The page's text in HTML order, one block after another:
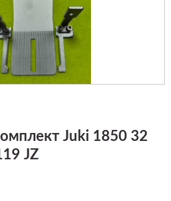
Juki 1850 32
JZ